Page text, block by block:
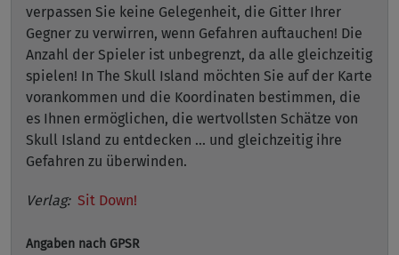
verpassen Sie keine Gelegenheit, die Gitter Ihrer
Gegner zu verwirren, wenn Gefahren auftauchen! Die
Anzahl der Spieler ist unbegrenzt, da alle gleichzeitig
spielen! In The Skull Island möchten Sie auf der Karte
vorankommen und die Koordinaten bestimmen, die
es Ihnen ermöglichen, die wertvollsten Schätze von
Skull Island zu entdecken ... und gleichzeitig ihre
Gefahren zu überwinden.
Verlag: Sit Down!
Angaben nach GPSR